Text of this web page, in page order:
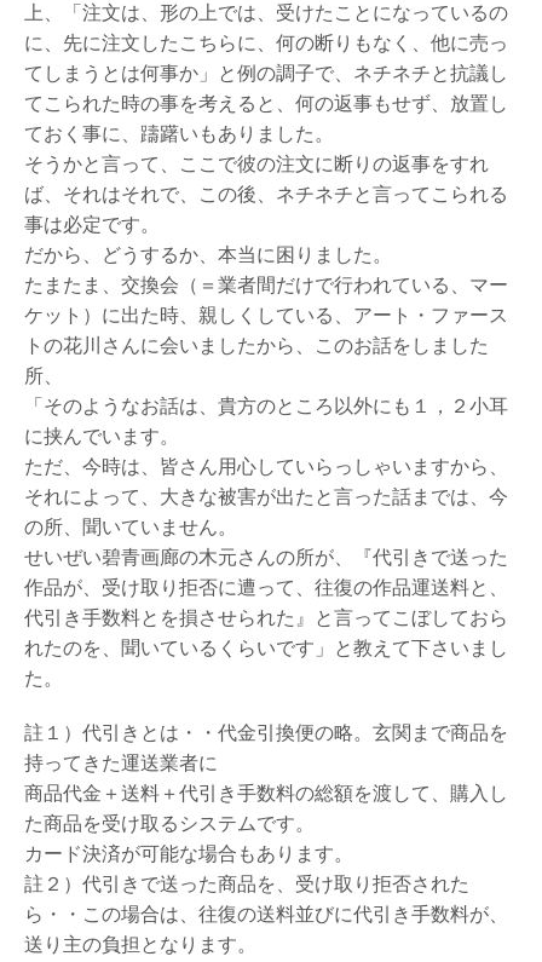
上、「注文は、形の上では、受けたことになっているの
に、先に注文したこちらに、何の断りもなく、他に売っ
てしまうとは何事か」と例の調子で、ネチネチと抗議し
てこられた時の事を考えると、何の返事もせず、放置し
ておく事に、躊躇いもありました。
そうかと言って、ここで彼の注文に断りの返事をすれ
ば、それはそれで、この後、ネチネチと言ってこられる
事は必定です。
だから、どうするか、本当に困りました。
たまたま、交換会（＝業者間だけで行われている、マー
ケット）に出た時、親しくしている、アート・ファース
トの花川さんに会いましたから、このお話をしました
所、
「そのようなお話は、貴方のところ以外にも１，２小耳
に挟んでいます。
ただ、今時は、皆さん用心していらっしゃいますから、
それによって、大きな被害が出たと言った話までは、今
の所、聞いていません。
せいぜい碧青画廊の木元さんの所が、『代引きで送った
作品が、受け取り拒否に遭って、往復の作品運送料と、
代引き手数料とを損させられた』と言ってこぼしておら
れたのを、聞いているくらいです」と教えて下さいまし
た。
註１）代引きとは・・代金引換便の略。玄関まで商品を
持ってきた運送業者に
商品代金＋送料＋代引き手数料の総額を渡して、購入し
た商品を受け取るシステムです。
カード決済が可能な場合もあります。
註２）代引きで送った商品を、受け取り拒否された
ら・・この場合は、往復の送料並びに代引き手数料が、
送り主の負担となります。